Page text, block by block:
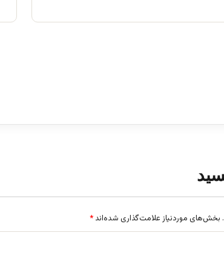
بخش‌های موردنیاز علامت‌گذاری شده‌اند *